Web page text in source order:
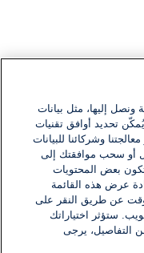
الأول!
ونصل إليها، مثل بيانات
تحديد أوافق تقنيات
وشركائنا للبيانات
أو سحب موافقتك إلى
تكون بعض المحتويات
عرض هذه القائمة
وقت عن طريق النقر على
ستؤثر اختياراتك
التفاصيل، يرجى